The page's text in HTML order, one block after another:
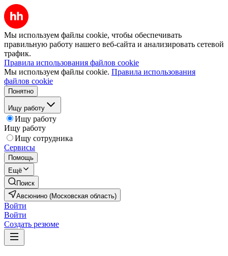
Мы используем файлы cookie, чтобы обеспечивать
правильную работу нашего веб-сайта и анализировать сетевой
трафик.
Правила использования файлов cookie
Мы используем файлы cookie. Правила использования
файлов cookie
Понятно
Ищу работу
Ищу работу
Ищу работу
Ищу сотрудника
Сервисы
Помощь
Ещё
Поиск
Авсюнино (Московская область)
Войти
Войти
Создать резюме